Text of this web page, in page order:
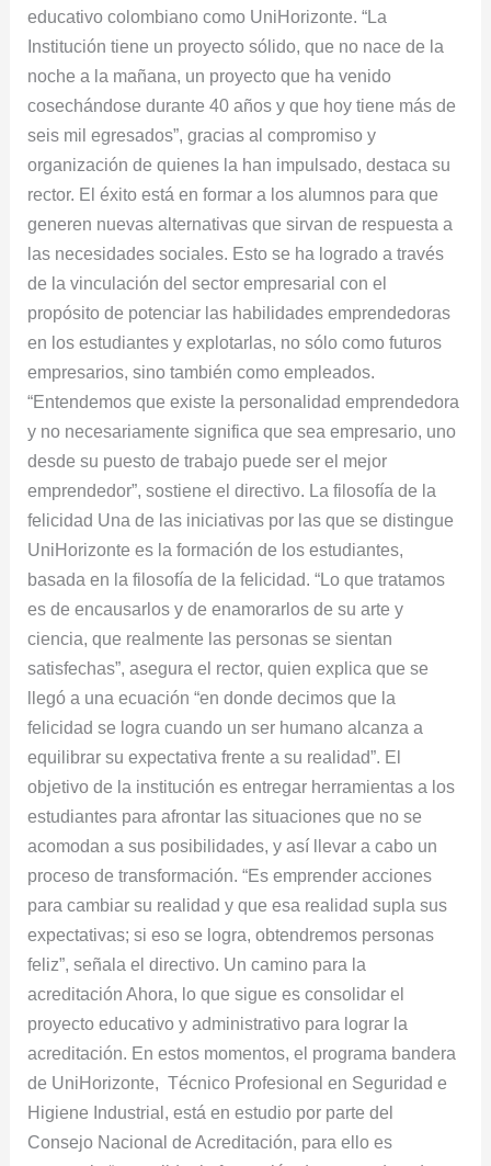
educativo colombiano como UniHorizonte. “La
Institución tiene un proyecto sólido, que no nace de la
noche a la mañana, un proyecto que ha venido
cosechándose durante 40 años y que hoy tiene más de
seis mil egresados”, gracias al compromiso y
organización de quienes la han impulsado, destaca su
rector. El éxito está en formar a los alumnos para que
generen nuevas alternativas que sirvan de respuesta a
las necesidades sociales. Esto se ha logrado a través
de la vinculación del sector empresarial con el
propósito de potenciar las habilidades emprendedoras
en los estudiantes y explotarlas, no sólo como futuros
empresarios, sino también como empleados.
“Entendemos que existe la personalidad emprendedora
y no necesariamente significa que sea empresario, uno
desde su puesto de trabajo puede ser el mejor
emprendedor”, sostiene el directivo. La filosofía de la
felicidad Una de las iniciativas por las que se distingue
UniHorizonte es la formación de los estudiantes,
basada en la filosofía de la felicidad. “Lo que tratamos
es de encausarlos y de enamorarlos de su arte y
ciencia, que realmente las personas se sientan
satisfechas”, asegura el rector, quien explica que se
llegó a una ecuación “en donde decimos que la
felicidad se logra cuando un ser humano alcanza a
equilibrar su expectativa frente a su realidad”. El
objetivo de la institución es entregar herramientas a los
estudiantes para afrontar las situaciones que no se
acomodan a sus posibilidades, y así llevar a cabo un
proceso de transformación. “Es emprender acciones
para cambiar su realidad y que esa realidad supla sus
expectativas; si eso se logra, obtendremos personas
feliz”, señala el directivo. Un camino para la
acreditación Ahora, lo que sigue es consolidar el
proyecto educativo y administrativo para lograr la
acreditación. En estos momentos, el programa bandera
de UniHorizonte, Técnico Profesional en Seguridad e
Higiene Industrial, está en estudio por parte del
Consejo Nacional de Acreditación, para ello es